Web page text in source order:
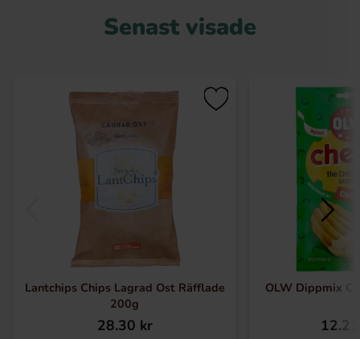
Senast visade
Lantchips Chips Lagrad Ost Räfflade
200g
28.30 kr
OLW Dippmix